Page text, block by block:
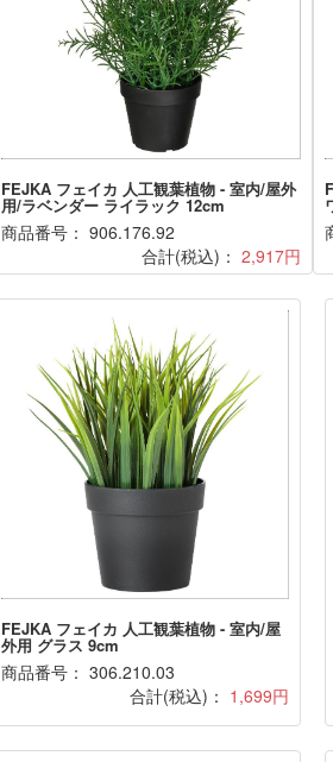
FEJKA フェイカ 人工観葉植物 - 室内/屋外
用/ラベンダー ライラック 12cm
商品番号： 906.176.92
合計(税込)： 2,917円
FEJKA フェイカ 人工観葉植物 - 室内/屋
外用 グラス 9cm
商品番号： 306.210.03
合計(税込)： 1,699円